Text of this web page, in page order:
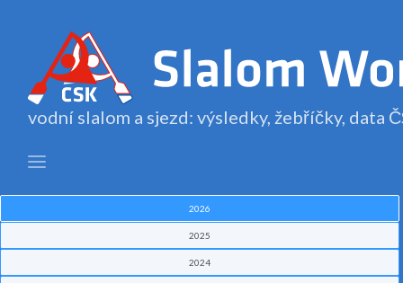
vodní slalom a sjezd: výsledky, žebříčky, data
2026
2025
2024